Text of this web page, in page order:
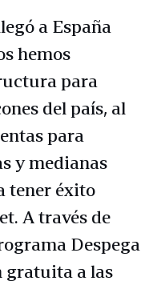
a España
hemos
para
del país, al
para
y medianas
tener éxito
A través de
Despega
gratuita a las